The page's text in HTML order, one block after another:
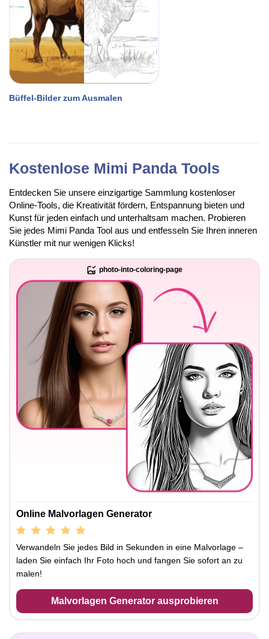
Büffel-Bilder zum Ausmalen
Kostenlose Mimi Panda Tools
Entdecken Sie unsere einzigartige Sammlung kostenloser
Online-Tools, die Kreativität fördern, Entspannung bieten und
Kunst für jeden einfach und unterhaltsam machen. Probieren
Sie jedes Mimi Panda Tool aus und entfesseln Sie Ihren inneren
Künstler mit nur wenigen Klicks!
photo-into-coloring-page
Online Malvorlagen Generator
Verwandeln Sie jedes Bild in Sekunden in eine Malvorlage –
laden Sie einfach Ihr Foto hoch und fangen Sie sofort an zu
malen!
Malvorlagen Generator ausprobieren